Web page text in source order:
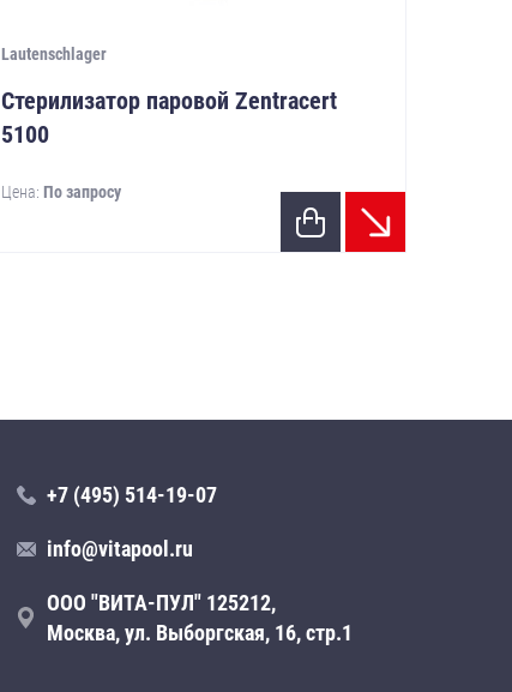
Lautenschlager
Стерилизатор паровой Zentracert
5100
Цена: По запросу
+7 (495) 514-19-07
info@vitapool.ru
ООО "ВИТА-ПУЛ" 125212,
Москва, ул. Выборгская, 16, стр.1